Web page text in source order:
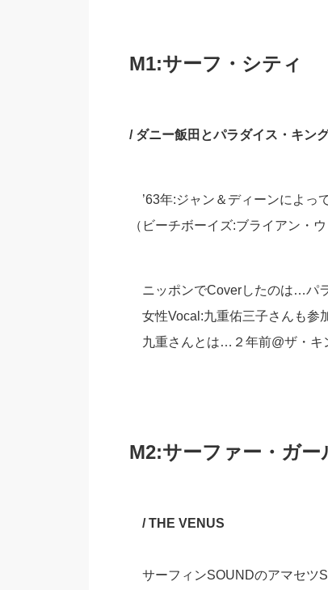
M1:サーフ・シティ
/ ダニー飯田とパラダイス・キン
’63年:ジャン＆ディーンによっ
（ビーチボーイズ:ブライアン・
ニッポンでCoverしたのは…パ
女性Vocal:九重佑三子さんも参
九重さんとは…２年前@ザ・キ
M2:サーファー・ガー
/ THE VENUS
サーフィンSOUNDのアマセツ